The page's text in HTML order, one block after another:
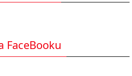
FaceBooku